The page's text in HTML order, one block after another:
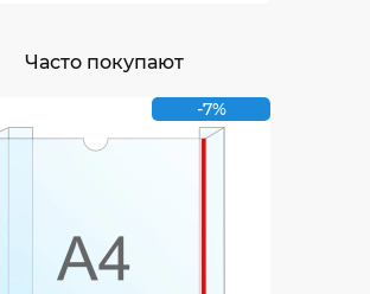
Часто покупают
-7%